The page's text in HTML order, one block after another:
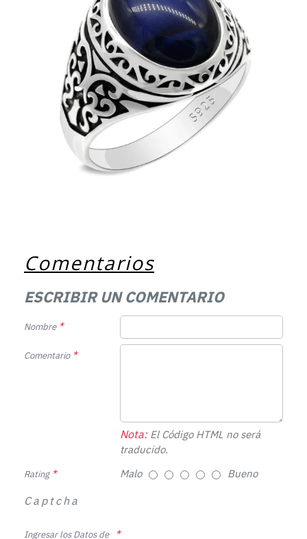
Comentarios
ESCRIBIR UN COMENTARIO
Nombre
Comentario
Nota:El Código HTML no será
traducido.
Rating Malo Bueno
Captcha
Ingresar los Datos de